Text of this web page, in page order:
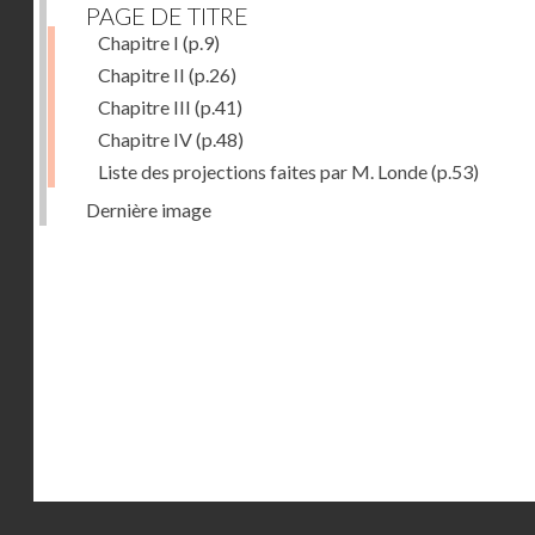
PAGE DE TITRE
Chapitre I (p.9)
Chapitre II (p.26)
Chapitre III (p.41)
Chapitre IV(p.48)
Liste des projections faites par M. Londe(p.53)
Dernière image